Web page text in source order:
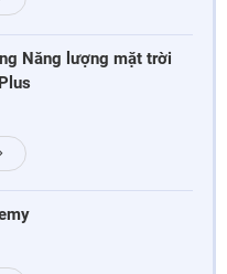
Năng lượng mặt trời